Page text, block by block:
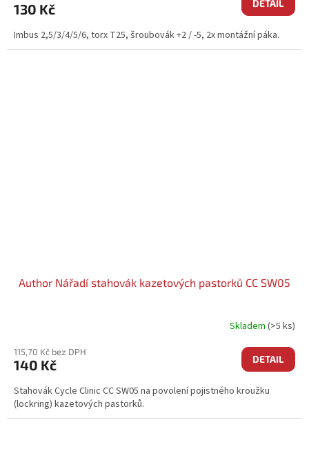
130 Kč DETAIL
Imbus 2,5/3/4/5/6, torx T25, šroubovák +2 / -5, 2x montážní páka.
Author Nářadí stahovák kazetových pastorků CC SW05
Skladem (>5 ks)
115,70 Kč bez DPH
140 Kč DETAIL
Stahovák Cycle Clinic CC SW05 na povolení pojistného kroužku
(lockring) kazetových pastorků.